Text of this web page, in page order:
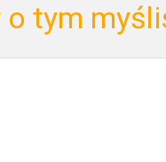
o tym